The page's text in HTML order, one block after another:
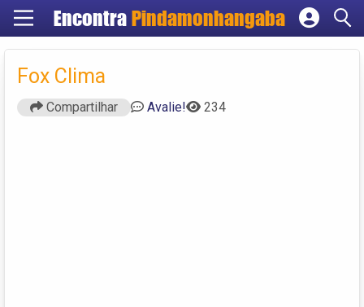
Encontra Pindamonhangaba
Cadastrar empresa
Fox Clima
Compartilhar Avalie! 234